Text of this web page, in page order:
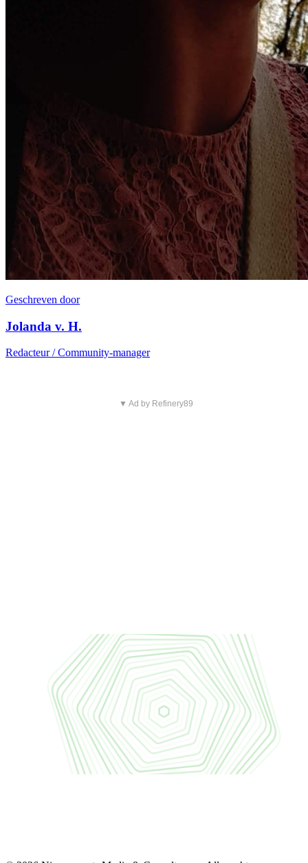
Geschreven door
Jolanda v. H.
Redacteur / Community-manager
▼ Ad by Refinery89